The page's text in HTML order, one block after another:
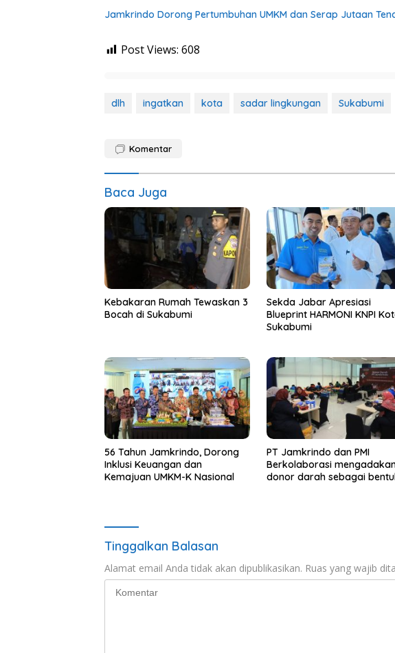
Jamkrindo Dorong Pertumbuhan UMKM dan Serap Jutaan
Post Views: 608
dlh ingatkan kota sadar lingkungan Sukabumi
Komentar
Baca Juga
Kebakaran Rumah Tewaskan 3
Bocah di Sukabumi
Sekda Jabar Apresiasi
Blueprint HARMONI KNPI
Sukabumi
56 Tahun Jamkrindo, Dorong
Inklusi Keuangan dan
Kemajuan UMKM-K Nasional
PT Jamkrindo dan PMI
Berkolaborasi
donor darah sebagai
Tinggalkan Balasan
Alamat email Anda tidak akan dipublikasikan. Ruas yang wajib